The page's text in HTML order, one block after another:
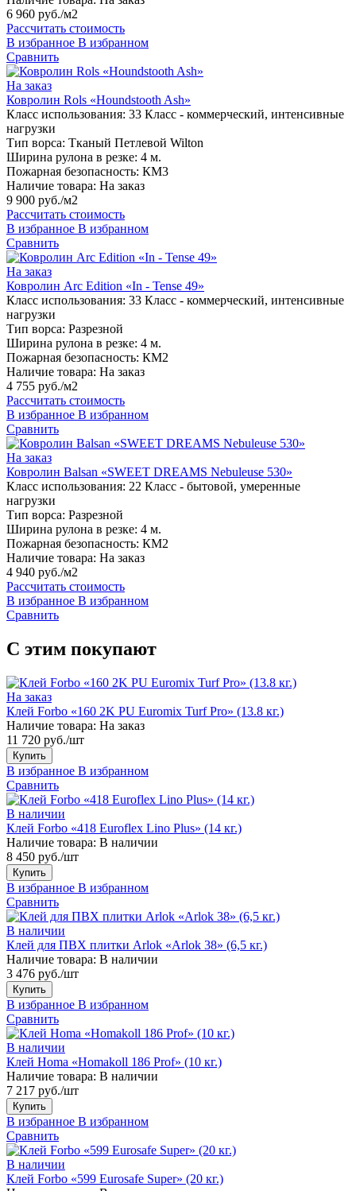
6 960 руб./м2
Рассчитать стоимость
В избранное В избранном
Сравнить
На заказ
Ковролин Rols «Houndstooth Ash»
Класс использования: 33 Класс - коммерческий, интенсивные
нагрузки
Тип ворса: Тканый Петлевой Wilton
Ширина рулона в резке: 4 м.
Пожарная безопасность: КМ3
Наличие товара: На заказ
9 900 руб./м2
Рассчитать стоимость
В избранное В избранном
Сравнить
На заказ
Ковролин Arc Edition «In - Tense 49»
Класс использования: 33 Класс - коммерческий, интенсивные
нагрузки
Тип ворса: Разрезной
Ширина рулона в резке: 4 м.
Пожарная безопасность: КМ2
Наличие товара: На заказ
4 755 руб./м2
Рассчитать стоимость
В избранное В избранном
Сравнить
На заказ
Ковролин Balsan «SWEET DREAMS Nebuleuse 530»
Класс использования: 22 Класс - бытовой, умеренные
нагрузки
Тип ворса: Разрезной
Ширина рулона в резке: 4 м.
Пожарная безопасность: КМ2
Наличие товара: На заказ
4 940 руб./м2
Рассчитать стоимость
В избранное В избранном
Сравнить
С этим покупают
На заказ
Клей Forbo «160 2K PU Euromix Turf Pro» (13.8 кг.)
Наличие товара: На заказ
11 720 руб./шт
Купить
В избранное В избранном
Сравнить
В наличии
Клей Forbo «418 Euroflex Lino Plus» (14 кг.)
Наличие товара: В наличии
8 450 руб./шт
Купить
В избранное В избранном
Сравнить
В наличии
Клей для ПВХ плитки Arlok «Arlok 38» (6,5 кг.)
Наличие товара: В наличии
3 476 руб./шт
Купить
В избранное В избранном
Сравнить
В наличии
Клей Homa «Homakoll 186 Prof» (10 кг.)
Наличие товара: В наличии
7 217 руб./шт
Купить
В избранное В избранном
Сравнить
В наличии
Клей Forbo «599 Eurosafe Super» (20 кг.)